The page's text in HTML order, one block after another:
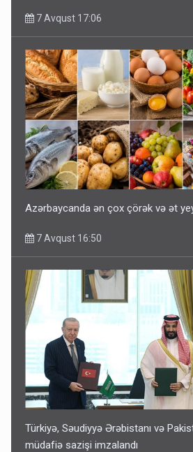
7 Avqust 17:06
Azərbaycanda ən çox çörək və ət
7 Avqust 16:50
Türkiyə, Səudiyyə Ərəbistanı və
müdafiə sazişi imzalandı